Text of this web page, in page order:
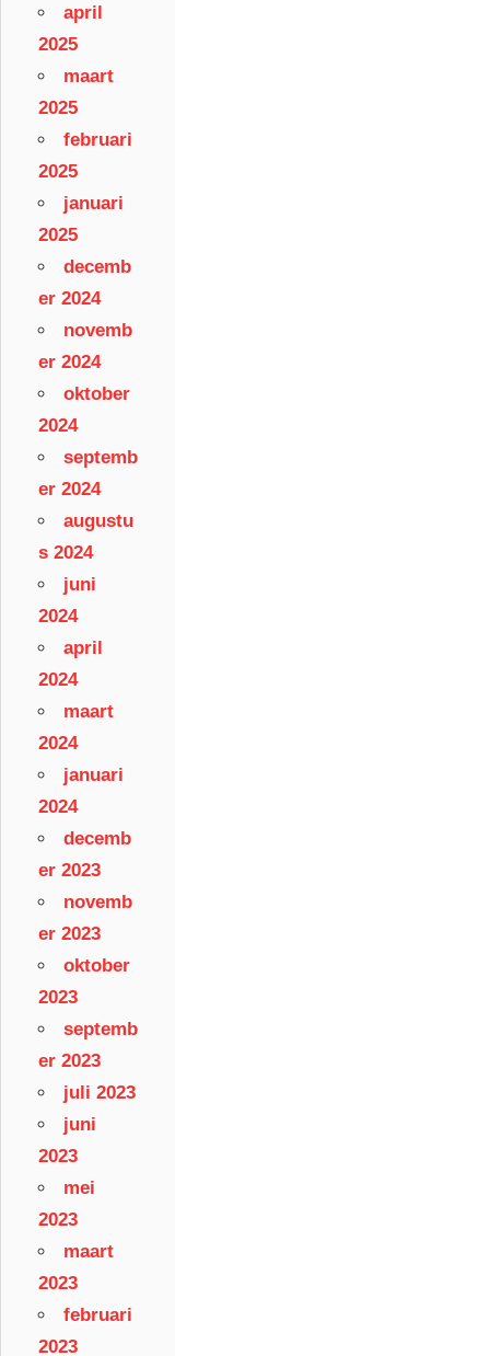
april
2025
maart
2025
februari
2025
januari
2025
decemb
er 2024
novemb
er 2024
oktober
2024
septemb
er 2024
augustu
s 2024
juni
2024
april
2024
maart
2024
januari
2024
decemb
er 2023
novemb
er 2023
oktober
2023
septemb
er 2023
juli 2023
juni
2023
mei
2023
maart
2023
februari
2023